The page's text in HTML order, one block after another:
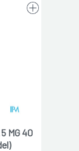
MG 40